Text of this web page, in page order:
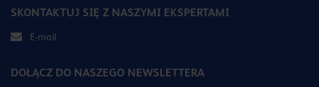
SKONTAKTUJ SIĘ Z NASZYMI EKSPERTAMI
E-mail
DOŁĄCZ DO NASZEGO NEWSLETTERA